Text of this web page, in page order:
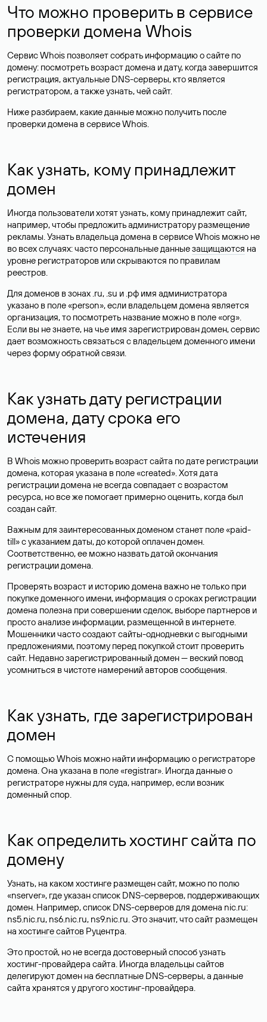
Что можно проверить в сервисе
проверки домена Whois
Сервис Whois позволяет собрать информацию о сайте по
домену: посмотреть возраст домена и дату, когда завершится
регистрация, актуальные DNS-серверы, кто является
регистратором, а также узнать, чей сайт.
Ниже разбираем, какие данные можно получить после
проверки домена в сервисе Whois.
Как узнать, кому принадлежит
домен
Иногда пользователи хотят узнать, кому принадлежит сайт,
например, чтобы предложить администратору размещение
рекламы. Узнать владельца домена в сервисе Whois можно не
во всех случаях: часто персональные данныезащищаются на
уровне регистраторов или скрываются по правилам
реестров.
Для доменов в зонах .ru, .su и .рф имя администратора
указано в поле «person», если владельцем домена является
организация, то посмотреть название можно в поле «org».
Если вы не знаете, на чье имя зарегистрирован домен, сервис
дает возможность связаться с владельцем доменного имени
через форму обратной связи.
Как узнать дату регистрации
домена, дату срока его
истечения
В Whois можно проверить возраст сайта по дате регистрации
домена, которая указана в поле «created». Хотя дата
регистрации домена не всегда совпадает с возрастом
ресурса, но все же помогает примерно оценить, когда был
создан сайт.
Важным для заинтересованных доменом станет поле «paid-
till» с указанием даты, до которой оплачен домен.
Соответственно, ее можно назвать датой окончания
регистрации домена.
Проверять возраст и историю домена важно не только при
покупке доменного имени, информация о сроках регистрации
домена полезна при совершении сделок, выборе партнеров и
просто анализе информации, размещенной в интернете.
Мошенники часто создают сайты-однодневки с выгодными
предложениями, поэтому перед покупкой стоит проверить
сайт. Недавно зарегистрированный домен — веский повод
усомниться в чистоте намерений авторов сообщения.
Как узнать, где зарегистрирован
домен
С помощью Whois можно найти информацию о регистраторе
домена. Она указана в поле «registrar». Иногда данные о
регистраторе нужны для суда, например, если возник
доменный спор.
Как определить хостинг сайта по
домену
Узнать, на каком хостинге размещен сайт, можно по полю
«nserver», где указан список DNS-серверов, поддерживающих
домен. Например, список DNS-серверов для домена nic.ru:
ns5.nic.ru, ns6.nic.ru, ns9.nic.ru. Это значит, что сайт размещен
на хостинге сайтов Руцентра.
Это простой, но не всегда достоверный способ узнать
хостинг-провайдера сайта. Иногда владельцы сайтов
делегируют домен на бесплатные DNS-серверы, а данные
сайта хранятся у другого хостинг-провайдера.